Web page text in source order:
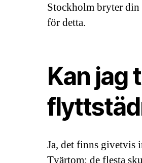
Stockholm bryter
för detta.
Kan jag
Ja, det finns givetvis